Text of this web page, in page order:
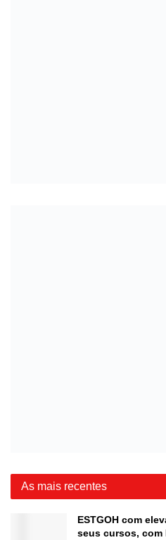
As mais recentes
ESTGOH com
seus cursos, com